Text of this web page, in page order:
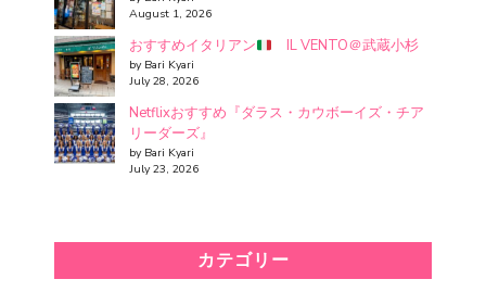
August 1, 2026
おすすめイタリアン IL VENTO＠武蔵小杉
by Bari Kyari
July 28, 2026
Netflixおすすめ『ダラス・カウボーイズ・チア
リーダーズ』
by Bari Kyari
July 23, 2026
カテゴリー